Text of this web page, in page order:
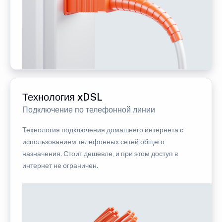
Технология xDSL
Подключение по телефонной линии
Технология подключения домашнего интернета с
использованием телефонных сетей общего
назначения. Стоит дешевле, и при этом доступ в
интернет не ограничен.